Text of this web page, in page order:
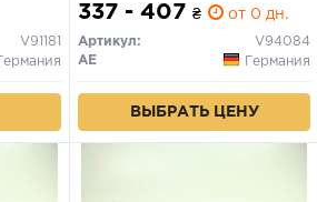
V91181
Германия
337 - 407 ₴ от 0 дн.
Артикул:
V94084
AE
Германия
ВЫБРАТЬ ЦЕНУ